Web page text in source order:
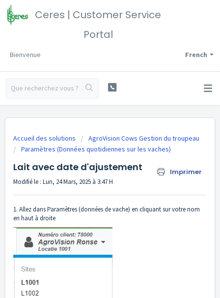
Ceres | Customer Service
Portal
French
Bienvenue
Accueil des solutions
AgroVision Cows Gestion du troupeau
Paramètres (Données quotidiennes sur les vaches)
Lait avec date d'ajustement Imprimer
Modifié le : Lun, 24 Mars, 2025 à 3:47 H
1. Allez dans Paramètres (données de vache) en cliquant sur votre nom
en haut à droite